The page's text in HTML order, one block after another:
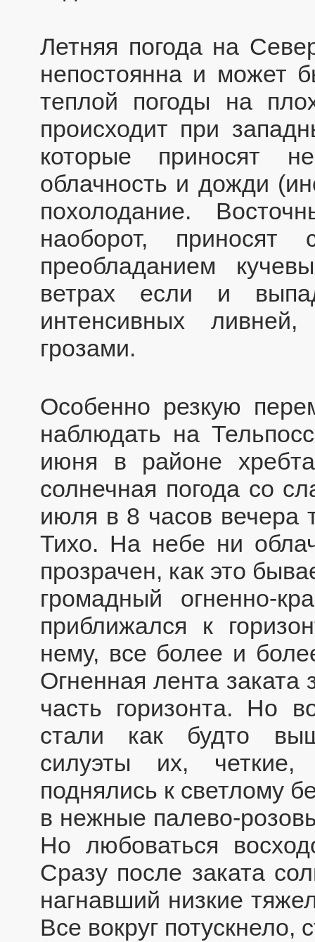
Летняя погода на
непостоянна и может
теплой погоды на
происходит при
которые приносят
облачность и дожди
похолодание.
наоборот,
преобладанием
ветрах если и
интенсивных
грозами.
Особенно резкую
наблюдать на
июня в районе
солнечная погода со
июля в 8 часов вечера
Тихо. На небе ни
прозрачен, как это
громадный огненно-
приближался к
нему, все более и
Огненная лента
часть горизонта. Но
стали как будто
силуэты их,
поднялись к светлому
в нежные палево-
Но любоваться
Сразу после заката
нагнавший низкие
Все вокруг